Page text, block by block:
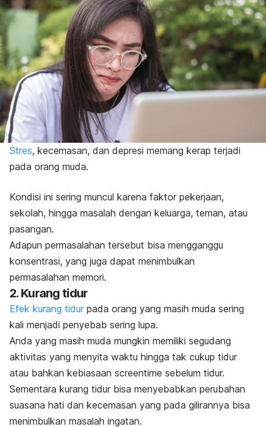
Stres, kecemasan, dan depresi memang kerap terjadi
pada orang muda.
Kondisi ini sering muncul karena faktor pekerjaan,
sekolah, hingga masalah dengan keluarga, teman, atau
pasangan.
Adapun permasalahan tersebut bisa mengganggu
konsentrasi, yang juga dapat menimbulkan
permasalahan memori.
2. Kurang tidur
Efek kurang tidur pada orang yang masih muda sering
kali menjadi penyebab sering lupa.
Anda yang masih muda mungkin memiliki segudang
aktivitas yang menyita waktu hingga tak cukup tidur
atau bahkan kebiasaan screentime sebelum tidur.
Sementara kurang tidur bisa menyebabkan perubahan
suasana hati dan kecemasan yang pada gilirannya bisa
menimbulkan masalah ingatan.